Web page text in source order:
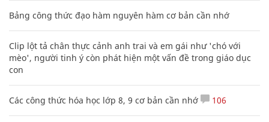
Bảng công thức đạo hàm nguyên hàm cơ bản cần nhớ
Clip lột tả chân thực cảnh anh trai và em gái như 'chó với
mèo', người tinh ý còn phát hiện một vấn đề trong giáo dục
con
Các công thức hóa học lớp 8, 9 cơ bản cần nhớ 106